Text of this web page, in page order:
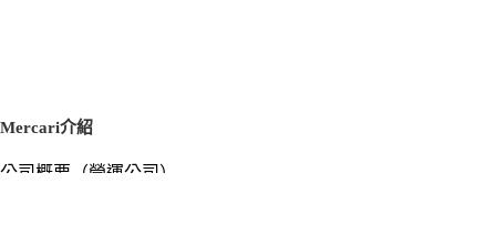
Mercari介紹
公司概要（營運公司）